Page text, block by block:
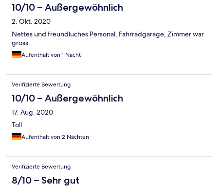
10/10 – Außergewöhnlich
2. Okt. 2020
Nettes und freundluches Personal, Fahrradgarage, Zimmer war
gross
Aufenthalt von 1 Nacht
Verifizierte Bewertung
10/10 – Außergewöhnlich
17. Aug. 2020
Toll
Aufenthalt von 2 Nächten
Verifizierte Bewertung
8/10 – Sehr gut